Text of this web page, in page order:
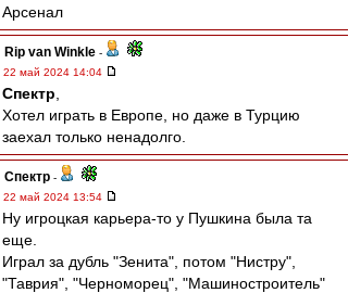
Арсенал
Rip van Winkle -
22 май 2024 14:04
Спектр
Хотел играть в Европе, но даже в Турцию
заехал только ненадолго.
Спектр -
22 май 2024 13:54
Ну игроцкая карьера-то у Пушкина была та
еще.
Играл за дубль "Зенита", потом "Нистру",
"Таврия", "Черноморец", "Машиностроитель"